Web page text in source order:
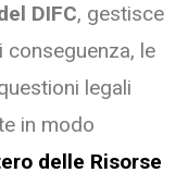
DIFC, gestisce
conseguenza, le
legali
in modo
delle Risorse